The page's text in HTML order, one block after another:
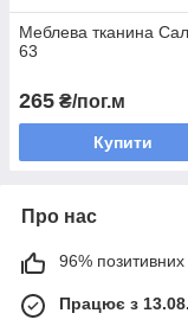
Меблева тканина
63
265 ₴/пог.м
Купити
Про нас
96% позитивних
Працює з